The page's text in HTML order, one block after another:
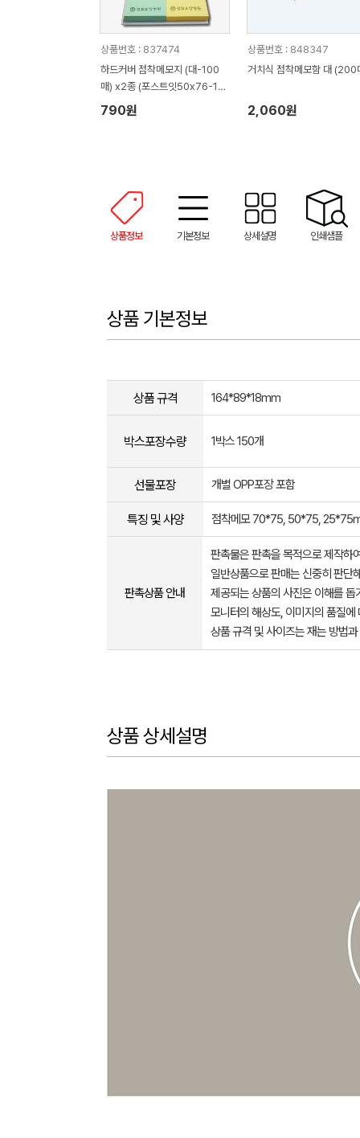
상품번호 : 837474
하드커버 점착메모지 (대-100
매) x2종 (포스트잇50x76-10
0매2종)
790원
상품번호 : 848347
거치식 점착메모함 대 (200
2,060원
상품정보 기본정보 상세설명 인쇄샘플
상품 기본정보
상품 규격 164*89*18mm
박스포장수량 1박스 150개
선물포장 개별 OPP포장 포함
특징 및 사양 점착메모 70*75, 50*75,
판촉상품 안내
판촉물은 판촉을 목적으로 제작하
일반상품으로 판매는 신중히 판단
제공되는 상품의 사진은 이해를
모니터의 해상도, 이미지의 품질
상품 규격 및 사이즈는 재는 방법
상품 상세설명